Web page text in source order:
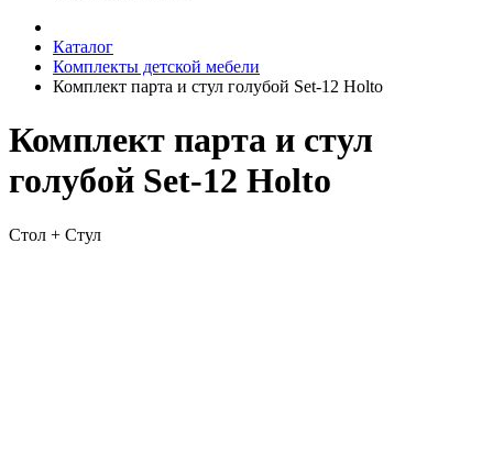
Каталог
Комплекты детской мебели
Комплект парта и стул голубой Set-12 Holto
Комплект парта и стул
голубой Set-12 Holto
Стол + Стул